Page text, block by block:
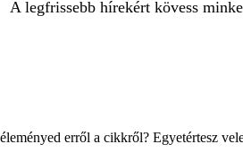
A legfrissebb hírekért kövess
erről a cikkről? Egyetértesz